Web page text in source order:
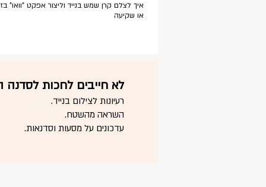
איך לצלם קרן שמש בנייד וליצור אפקט "וואו"
או שקיעה
לא חייבים לחכות
רעיונות לצילום בנייד.
השראה מהשטח.
עדכונים על מסעות וסדנאות.